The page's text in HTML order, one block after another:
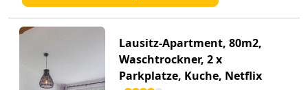
Lausitz-Apartment, 80m2,
Waschtrockner, 2 x
Parkplatze, Kuche, Netflix